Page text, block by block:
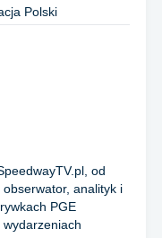
Polski
od
analityk i
PGE